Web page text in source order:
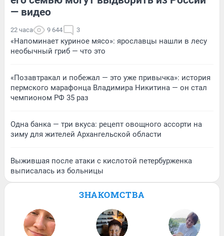
— видео
22 часа 9 644 3
«Напоминает куриное мясо»: ярославцы нашли в лесу
необычный гриб — что это
«Позавтракал и побежал — это уже привычка»: история
пермского марафонца Владимира Никитина — он стал
чемпионом РФ 35 раз
Одна банка — три вкуса: рецепт овощного ассорти на
зиму для жителей Архангельской области
Выжившая после атаки с кислотой петербурженка
выписалась из больницы
ЗНАКОМСТВА